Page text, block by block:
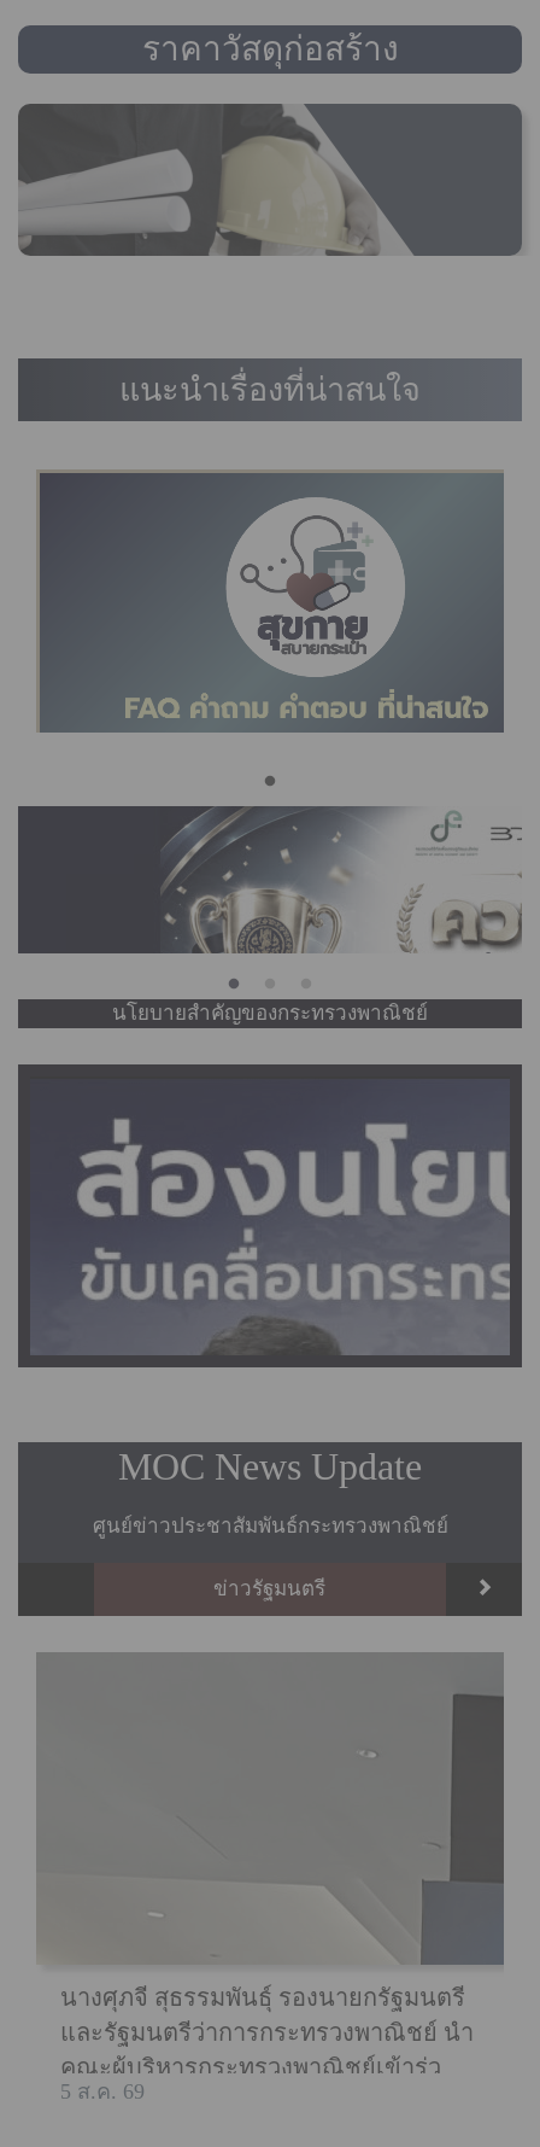
ราคาวัสดุก่อสร้าง
แนะนำเรื่องที่น่าสนใจ
นโยบายสำคัญของกระทรวงพาณิชย์
MOC News Update
ศูนย์ข่าวประชาสัมพันธ์กระทรวงพาณิชย์
ข่าวรัฐมนตรี
นางศุภจี สุธรรมพันธุ์ รองนายกรัฐมนตรี
และรัฐมนตรีว่าการกระทรวงพาณิชย์ นำ
คณะผู้บริหารกระทรวงพาณิชย์เข้าร่วม
งานสัมมนาธุรกิจ (Business Forum) ใน
5 ส.ค. 69